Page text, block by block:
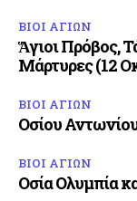
ΒΙΟΙ ΑΓΙΩΝ
Ἅγιοι Πρόβος,
Μάρτυρες (12
ΒΙΟΙ ΑΓΙΩΝ
Οσίου
ΒΙΟΙ ΑΓΙΩΝ
Οσία Ολυμπία